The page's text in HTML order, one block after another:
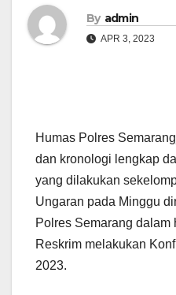
By admin
APR 3, 2023
Humas Polres
dan kronologi lengkap
yang dilakukan
Ungaran pada Minggu
Polres Semarang dalam
Reskrim melakukan
2023.